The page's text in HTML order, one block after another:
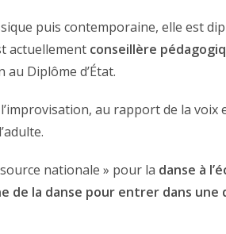
puis contemporaine, elle est
actuellement conseillère
Diplôme d’État.
au rapport de la voix
nationale » pour la danse à
de la danse pour entrer dans